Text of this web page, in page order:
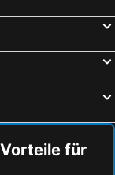
für